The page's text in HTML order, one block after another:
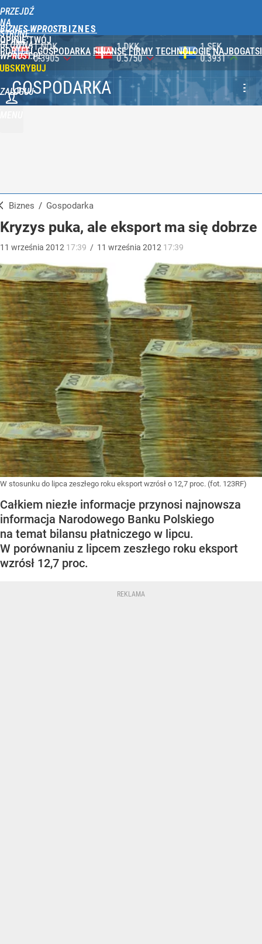
PRZEJDŹ
NA
STRONĘ
GŁÓWNĄ
WPROST.PL
BIZNES WPROST
OPINIE TWÓJ
PORTFEL GOSPODARKA FINANSE FIRMY TECHNOLOGIE NAJBOGATSI
ZALOGUJ
1 DKK
0.5750
1 SEK
0.3931
1 CZK
0.1778
GOSPODARKA
Biznes / Gospodarka
Kryzys puka, ale eksport ma się dobrze
11 września 2012 17:39 / 11 września 2012 17:39
W stosunku do lipca zeszłego roku eksport wzrósł o 12,7 proc. (fot. 123RF)
Całkiem niezłe informacje przynosi najnowsza
informacja Narodowego Banku Polskiego
na temat bilansu płatniczego w lipcu.
W porównaniu z lipcem zeszłego roku eksport
wzrósł 12,7 proc.